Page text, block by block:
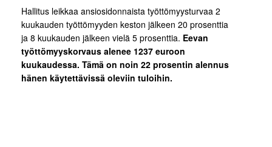
Hallitus leikkaa ansiosidonnaista työttömyysturvaa 2
kuukauden työttömyyden keston jälkeen 20 prosenttia
ja 8 kuukauden jälkeen vielä 5 prosenttia. Eevan
työttömyyskorvaus alenee 1237 euroon
kuukaudessa. Tämä on noin 22 prosentin alennus
hänen käytettävissä oleviin tuloihin.